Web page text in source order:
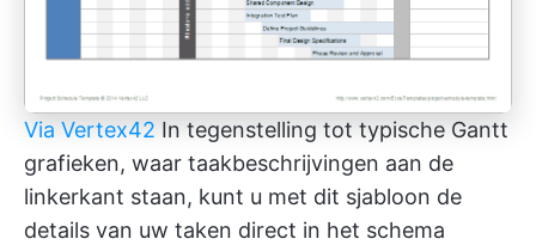
Via Vertex42 In tegenstelling tot typische Gantt
grafieken, waar taakbeschrijvingen aan de
linkerkant staan, kunt u met dit sjabloon de
details van uw taken direct in het schema